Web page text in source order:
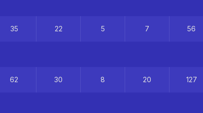
35 22 5 7 56
62 30 8 20 127